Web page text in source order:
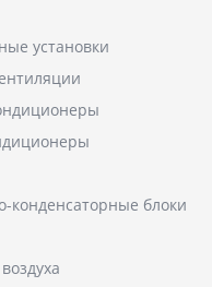
установки
конденсаторные блоки